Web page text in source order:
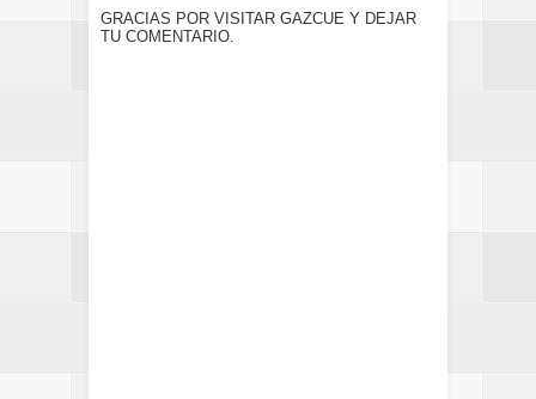
GRACIAS POR VISITAR GAZCUE Y DEJAR
TU COMENTARIO.